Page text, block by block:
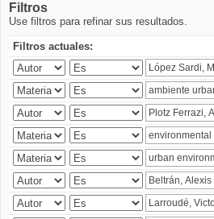
Filtros
Use filtros para refinar sus resultados.
Filtros actuales: